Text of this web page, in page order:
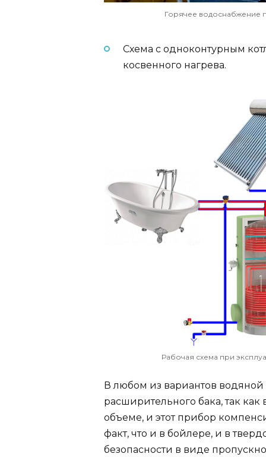
Горячее водоснабжение
Схема с одноконтурным
косвенного нагрева.
Рабочая схема при
В любом из вариантов
расширительного бака, так
объеме, и этот прибор
факт, что и в бойлере, и в
безопасности в виде